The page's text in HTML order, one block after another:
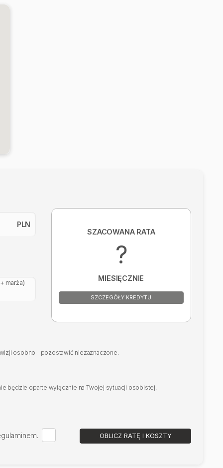
PLN
marża)
SZACOWANA RATA
?
MIESIĘCZNIE
SZCZEGÓŁY KREDYTU
osobno - pozostawić niezaznaczone.
będzie oparte wyłącznie na Twojej sytuacji osobistej.
OBLICZ RATĘ I KOSZTY